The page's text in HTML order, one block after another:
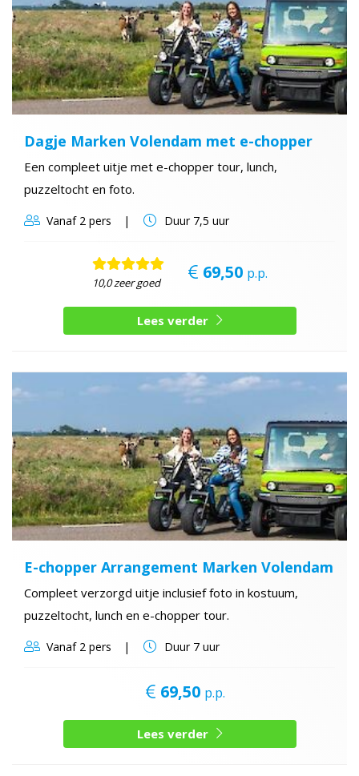
Dagje Marken Volendam met e-chopper
Een compleet uitje met e-chopper tour, lunch,
puzzeltocht en foto.
Vanaf2 pers Duur7,5 uur
10,0 zeer goed 69,50 p.p.
Lees verder
E-chopper Arrangement Marken Volendam
Compleet verzorgd uitje inclusief foto in kostuum,
puzzeltocht, lunch en e-chopper tour.
Vanaf2 pers Duur7 uur
69,50 p.p.
Lees verder